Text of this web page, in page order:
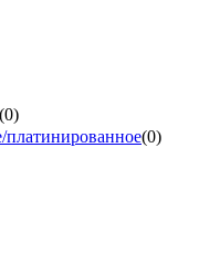
(0)
платинированное(0)